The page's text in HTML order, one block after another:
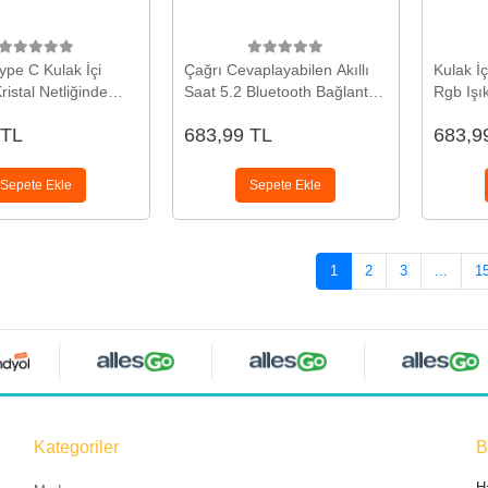
C Kulak İçi
Netliğinde
Sepete Ekle
Çağrı Cevaplayabilen Akıllı
Saat 5.2 Bluetooth Bağlantılı
683,99 TL
Sepete Ekle
Kulak
Rgb
Yeni
1 2 3 ...
Kategoriler